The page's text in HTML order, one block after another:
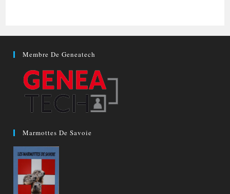
Membre De Geneatech
Marmottes De Savoie